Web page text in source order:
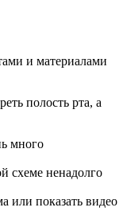
и материалами
полость рта, а
много
схеме ненадолго
или показать видео